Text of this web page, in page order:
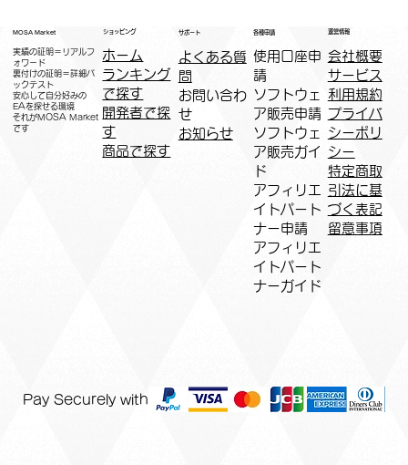
MOSA Market
実績の証明＝リアルフ
ォワード
裏付けの証明＝詳細バ
ックテスト
安心して自分好みの
EAを探せる環境
​それがMOSA Market
です
ショッピング
ホーム
ランキング
で探す
開発者で探
す
商品で探す
サポート
よくある質
問
お問い合わ
せ
お知らせ
各種申請
​使用口座申
請
ソフトウェ
ア販売申請
ソフトウェ
ア販売ガイ
ド
アフィリエ
イトパート
ナー申請​
​アフィリエ
イトパート
ナーガイド
運営情報
会社概要
サービス
利用規約
プライバ
シーポリ
シー
特定商取
引法に基
づく表記
​留意事項
Pay Securely with